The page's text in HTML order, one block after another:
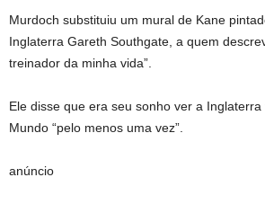
Murdoch substituiu um mural de Kane
Inglaterra Gareth Southgate, a quem
treinador da minha vida”.
Ele disse que era seu sonho ver a
Mundo “pelo menos uma vez”.
anúncio